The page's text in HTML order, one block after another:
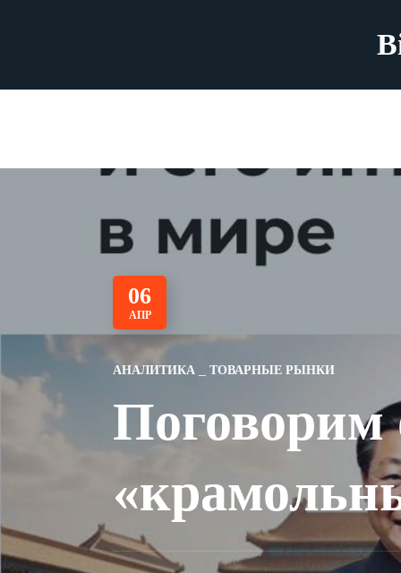
06
АПР
АНАЛИТИКА ТОВАРНЫЕ РЫНКИ
Поговорим